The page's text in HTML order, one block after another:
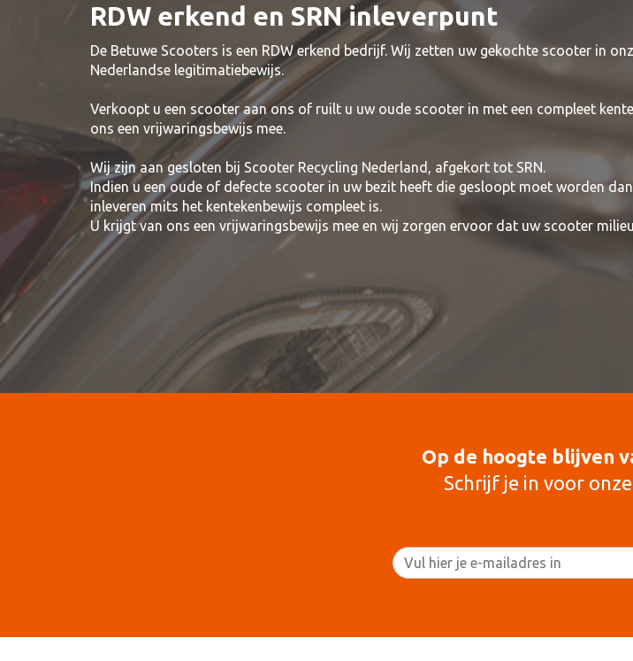
RDW erkend en SRN inleverpunt
De Betuwe Scooters is een RDW erkend bedrijf. Wij zetten uw gekochte scooter in
Nederlandse legitimatiebewijs.
Verkoopt u een scooter aan ons of ruilt u uw oude scooter in met een compleet
ons een vrijwaringsbewijs mee.
Wij zijn aan gesloten bij Scooter Recycling Nederland, afgekort tot SRN.
Indien u een oude of defecte scooter in uw bezit heeft die gesloopt moet worden
inleveren mits het kentekenbewijs compleet is.
U krijgt van ons een vrijwaringsbewijs mee en wij zorgen ervoor dat uw scooter
Op de hoogte blijven
Schrijf je in voor